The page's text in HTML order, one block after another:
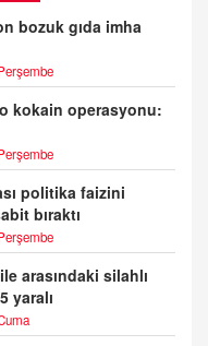
bozuk gıda imha
kokain operasyonu:
politika faizini
bıraktı
arasındaki silahlı
yaralı